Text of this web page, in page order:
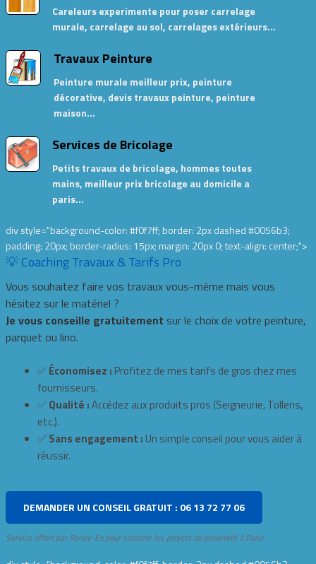
Careleurs experimente pour poser carrelage
murale, carrelage au sol, carrelages extérieurs…
Travaux Peinture
Peinture murale meilleur prix, peinture
décorative, devis travaux peinture, peinture
maison…
Services de Bricolage
Petits travaux de bricolage, hommes toutes
mains, meilleur prix bricolage au domicile a
paris…
div style="background-color: #f0f7ff; border: 2px dashed #0056b3;
padding: 20px; border-radius: 15px; margin: 20px 0; text-align: center;">
💡 Coaching Travaux & Tarifs Pro
Vous souhaitez faire vos travaux vous-même mais vous
hésitez sur le matériel ?
Je vous conseille gratuitement sur le choix de votre peinture,
parquet ou lino.
✅ Économisez : Profitez de mes tarifs de gros chez mes
fournisseurs.
✅ Qualité :Accédez aux produits pros (Seigneurie, Tollens,
etc.).
✅ Sans engagement : Un simple conseil pour vous aider à
réussir.
DEMANDER UN CONSEIL GRATUIT : 06 13 72 77 06
Service offert par Renov-Ex pour soutenir les projets de proximité à Paris.